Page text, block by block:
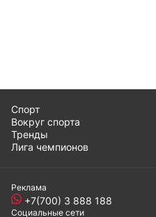
Спорт
Вокруг спорта
Тренды
Лига чемпионов
Реклама
+7(700) 3 888 188
Социальные сети